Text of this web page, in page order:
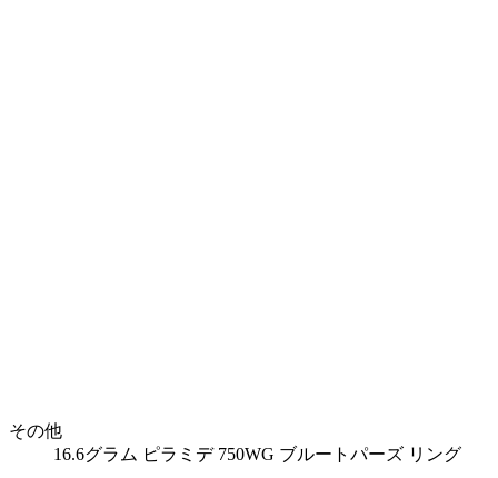
その他
16.6グラム ピラミデ 750WG ブルートパーズ リング